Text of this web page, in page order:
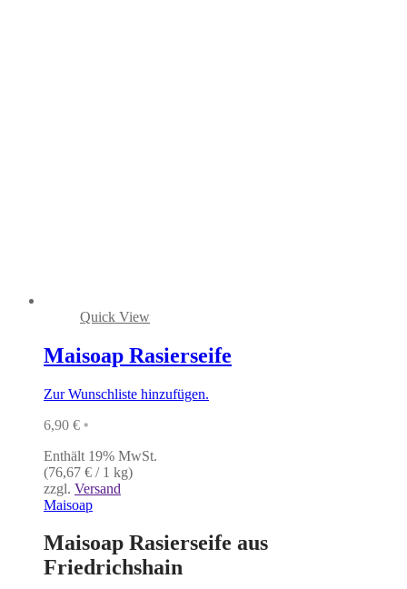
Quick View
Maisoap Rasierseife
Zur Wunschliste hinzufügen.
6,90 € *
Enthält 19% MwSt.
(76,67 € / 1 kg)
zzgl. Versand
Maisoap
Maisoap Rasierseife aus
Friedrichshain